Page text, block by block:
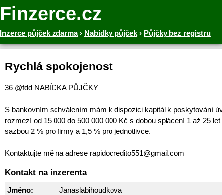
Finzerce.cz
Inzerce půjček zdarma› Nabídky půjček › Půjčky bez registru
Rychlá spokojenost
36 @fdd NABÍDKA PŮJČKY
S bankovním schválením mám k dispozici kapitál k poskytování
rozmezí od 15 000 do 500 000 000 Kč s dobou splácení 1 až 25
sazbou 2 % pro firmy a 1,5 % pro jednotlivce.
Kontaktujte mě na adrese rapidocredito551@gmail.com
Kontakt na inzerenta
Jméno:
Janaslabihoudkova